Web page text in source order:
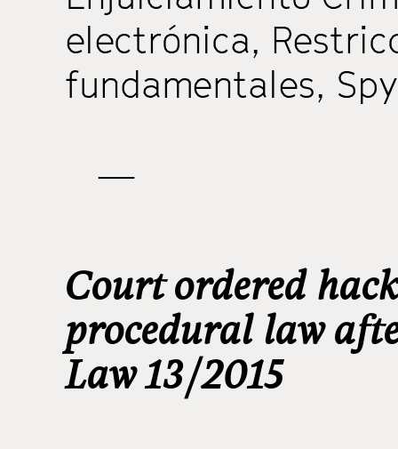
electrónica,
fundamentales,
—
Court ordered
procedural law
Law 13/2015